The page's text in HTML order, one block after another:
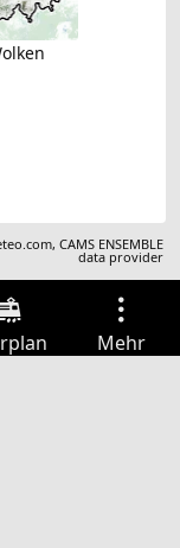
,CAMS ENSEMBLE
data provider
Mehr